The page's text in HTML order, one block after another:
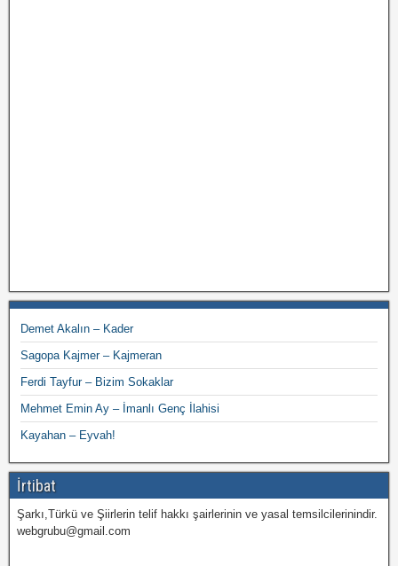
Demet Akalın – Kader
Sagopa Kajmer – Kajmeran
Ferdi Tayfur – Bizim Sokaklar
Mehmet Emin Ay – İmanlı Genç İlahisi
Kayahan – Eyvah!
İrtibat
Şarkı,Türkü ve Şiirlerin telif hakkı şairlerinin ve yasal temsilcilerinindir.
webgrubu@gmail.com